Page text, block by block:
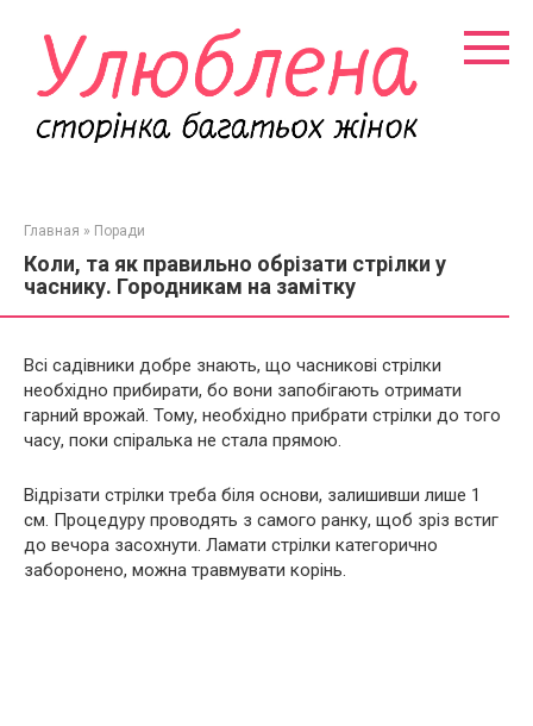
контенту
Главная » Поради
Коли, та як правильно обрізати стрілки у
часнику. Городникам на замітку
Всі садівники добре знають, що часникові стрілки
необхідно прибирати, бо вони запобігають отримати
гарний врожай. Тому, необхідно прибрати стрілки до того
часу, поки спіралька не стала прямою.
Відрізати стрілки треба біля основи, залишивши лише 1
см. Процедуру проводять з самого ранку, щоб зріз встиг
до вечора засохнути. Ламати стрілки категорично
заборонено, можна травмувати корінь.